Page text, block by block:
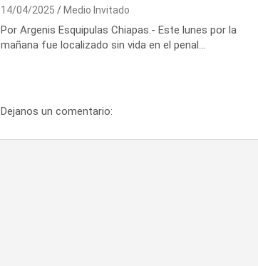
14/04/2025 Medio Invitado
Por Argenis Esquipulas Chiapas.- Este lunes por la
mañana fue localizado sin vida en el penal…
Dejanos un comentario: